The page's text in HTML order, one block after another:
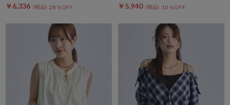
￥6,336 28％OFF ￥5,940 10％OFF